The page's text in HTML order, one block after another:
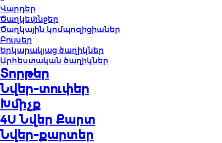
Վարդեր
Ծաղկեփնջեր
Ծաղկային կոմպոզիցիաներ
Բույսեր
Երկարակյաց ծաղիկներ
Արհեստական ծաղիկներ
Տորթեր
Նվեր-տուփեր
Խմիչք
4U Նվեր Քարտ
Նվեր-քարտեր